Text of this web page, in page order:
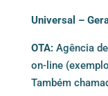
Universal –
OTA: Agência
on-line
Também